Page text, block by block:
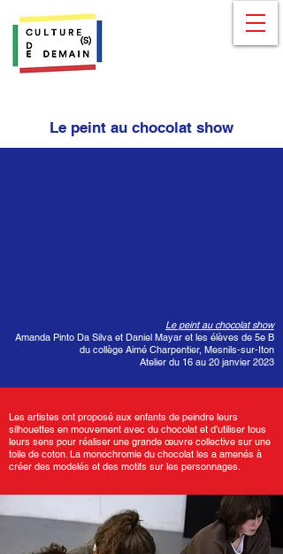
Le peint au chocolat show
Le peint au chocolat show
Amanda Pinto Da Silva et Daniel Mayar et les élèves de 5e B
du collège Aimé Charpentier, Mesnils-sur-Iton
Atelier du 16 au 20 janvier 2023
Les artistes ont proposé aux enfants de peindre leurs
silhouettes en mouvement avec du chocolat et d’utiliser tous
leurs sens pour réaliser une grande œuvre collective sur une
toile de coton. La monochromie du chocolat les a amenés à
créer des modelés et des motifs sur les personnages.